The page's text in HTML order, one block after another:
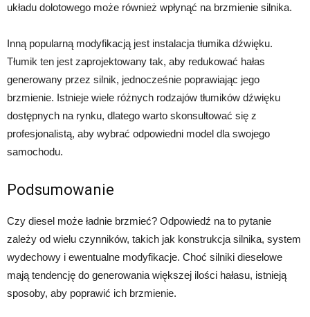
układu dolotowego może również wpłynąć na brzmienie silnika.
Inną popularną modyfikacją jest instalacja tłumika dźwięku.
Tłumik ten jest zaprojektowany tak, aby redukować hałas
generowany przez silnik, jednocześnie poprawiając jego
brzmienie. Istnieje wiele różnych rodzajów tłumików dźwięku
dostępnych na rynku, dlatego warto skonsultować się z
profesjonalistą, aby wybrać odpowiedni model dla swojego
samochodu.
Podsumowanie
Czy diesel może ładnie brzmieć? Odpowiedź na to pytanie
zależy od wielu czynników, takich jak konstrukcja silnika, system
wydechowy i ewentualne modyfikacje. Choć silniki dieselowe
mają tendencję do generowania większej ilości hałasu, istnieją
sposoby, aby poprawić ich brzmienie.